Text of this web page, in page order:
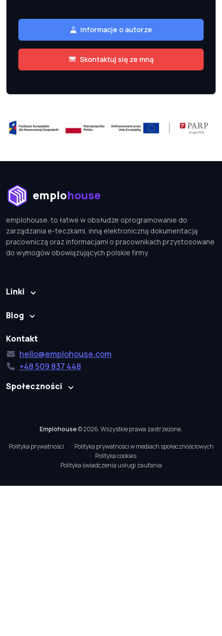
Informacje o autorze
Skontaktuj się ze mną
emplohouse
emplohouse. to łatwe w obsłudze oprogramowanie do
zarządzania e-teczkami, inną elektroniczną dokumentacją
pracowniczą oraz informacjami o pracownikach przystosowane
do wymogów obowiązujących polskie firmy.
Linki
Blog
Kontakt
hello@emplohouse.com
+48 509 837 448
Społeczności
Emplohouse© 2026. Wszystkie prawa zastrzeżone.
Polityka prywatności
Polityka prywatności w mediach społecznościowych
Polityka cookies
Polityka świadczenia usługi zaufania